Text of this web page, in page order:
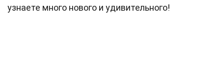
узнаете много нового и удивительного!